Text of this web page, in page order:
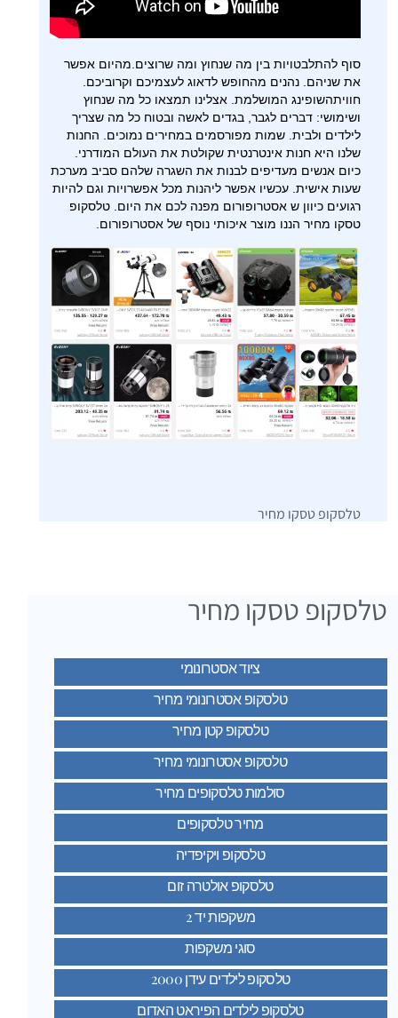
סוף להתלבטויות בין מה שנחוץ ומה שרוצים.מהיום אפשר
את שניהם. נהנים מהחופש לדאוג לעצמיכם וקרוביכם.
חוויתהשופינג המושלמת. אצלינו תמצאו כל מה שנחוץ
ושימושי: דברים לגבר, בגדים לאשה ובטוח כל מה שצריך
לילדים ולבית. שמות מפורסמים במחירים נמוכים. החנות
שלנו היא חנות אינטרנטית שקולטת את העולם המודרני.
כיום אנשים מעדיפים לבנות את השגרה שלהם סביב מערכת
שעות אישית. עכשיו אפשר ליהנות מכל אפשרויות וגם להיות
רגועים כיוון ש אסטרופורום מפנה לכם את היום. טלסקופ
טסקו מחיר הננו מוצר איכותי נוסף של אסטרופורום.
טלסקופ טסקו מחיר
טלסקופ טסקו מחיר
ציוד אסטרונומי
טלסקופ אסטרונומי מחיר
טלסקופ קטן מחיר
טלסקופ אסטרונומי מחיר
סולמות טלסקופים מחיר
מחיר טלסקופים
טלסקופ ויקיפדיה
טלסקופ אולטרה זום
משקפות יד 2
סוגי משקפות
טלסקופ לילדים עידן 2000
טלסקופ לילדים הפיראט האדום